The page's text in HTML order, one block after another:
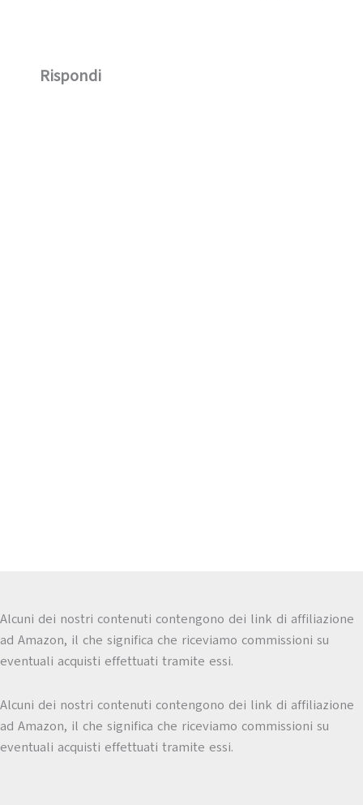
Rispondi
Alcuni dei nostri contenuti contengono dei link di affiliazione
ad Amazon, il che significa che riceviamo commissioni su
eventuali acquisti effettuati tramite essi.
Alcuni dei nostri contenuti contengono dei link di affiliazione
ad Amazon, il che significa che riceviamo commissioni su
eventuali acquisti effettuati tramite essi.